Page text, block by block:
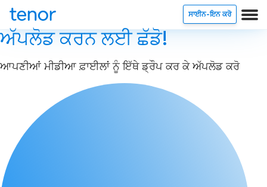
ਸਾਈਨ-ਇਨ ਕਰੋ
ਅੱਪਲੋਡ ਕਰਨ ਲਈ ਛੱਡੋ!
ਆਪਣੀਆਂ ਮੀਡੀਆ ਫ਼ਾਈਲਾਂ ਨੂੰ ਇੱਥੇ ਡ੍ਰੌਪ ਕਰ ਕੇ ਅੱਪਲੋਡ ਕਰੋ